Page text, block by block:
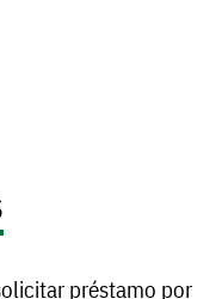
préstamo por